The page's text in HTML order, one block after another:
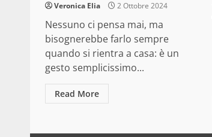
Veronica Elia 2 Ottobre 2024
Nessuno ci pensa mai, ma
bisognerebbe farlo sempre
quando si rientra a casa: è un
gesto semplicissimo...
Read More